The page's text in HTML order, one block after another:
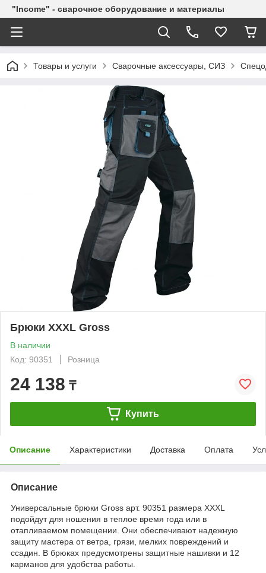
"Income" - сварочное оборудование и материалы
Товары и услуги Сварочные аксессуары, СИЗ
Брюки XXXL Gross
В наличии
Код: 90351
Розница
24 138 ₸
Купить
Описание Характеристики Доставка Оплата
Описание
Универсальные брюки Gross арт. 90351 размера XXXL
подойдут для ношения в теплое время года или в
отапливаемом помещении. Они обеспечивают надежную
защиту мастера от ветра, грязи, мелких повреждений и
ссадин. В брюках предусмотрены защитные нашивки и 12
карманов для удобства работы.